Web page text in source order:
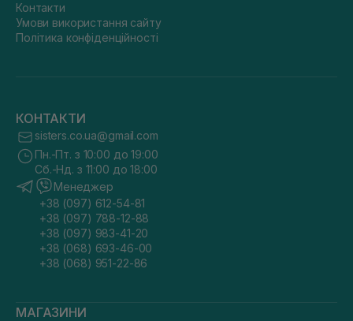
Контакти
Умови використання сайту
Політика конфіденційності
КОНТАКТИ
sisters.co.ua@gmail.com
Пн.-Пт. з 10:00 до 19:00
Сб.-Нд. з 11:00 до 18:00
Менеджер
+38 (097) 612-54-81
+38 (097) 788-12-88
+38 (097) 983-41-20
+38 (068) 693-46-00
+38 (068) 951-22-86
МАГАЗИНИ